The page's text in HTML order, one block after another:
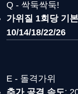
Q - 싹둑싹둑!
가위질 1회당 기
10/14/18/22/26
E - 돌격가위